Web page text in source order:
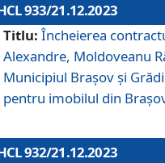
933/21.12.2023
Titlu: Încheierea
Alexandre, Moldoveanu
Municipiul Braşov şi
pentru imobilul din
932/21.12.2023